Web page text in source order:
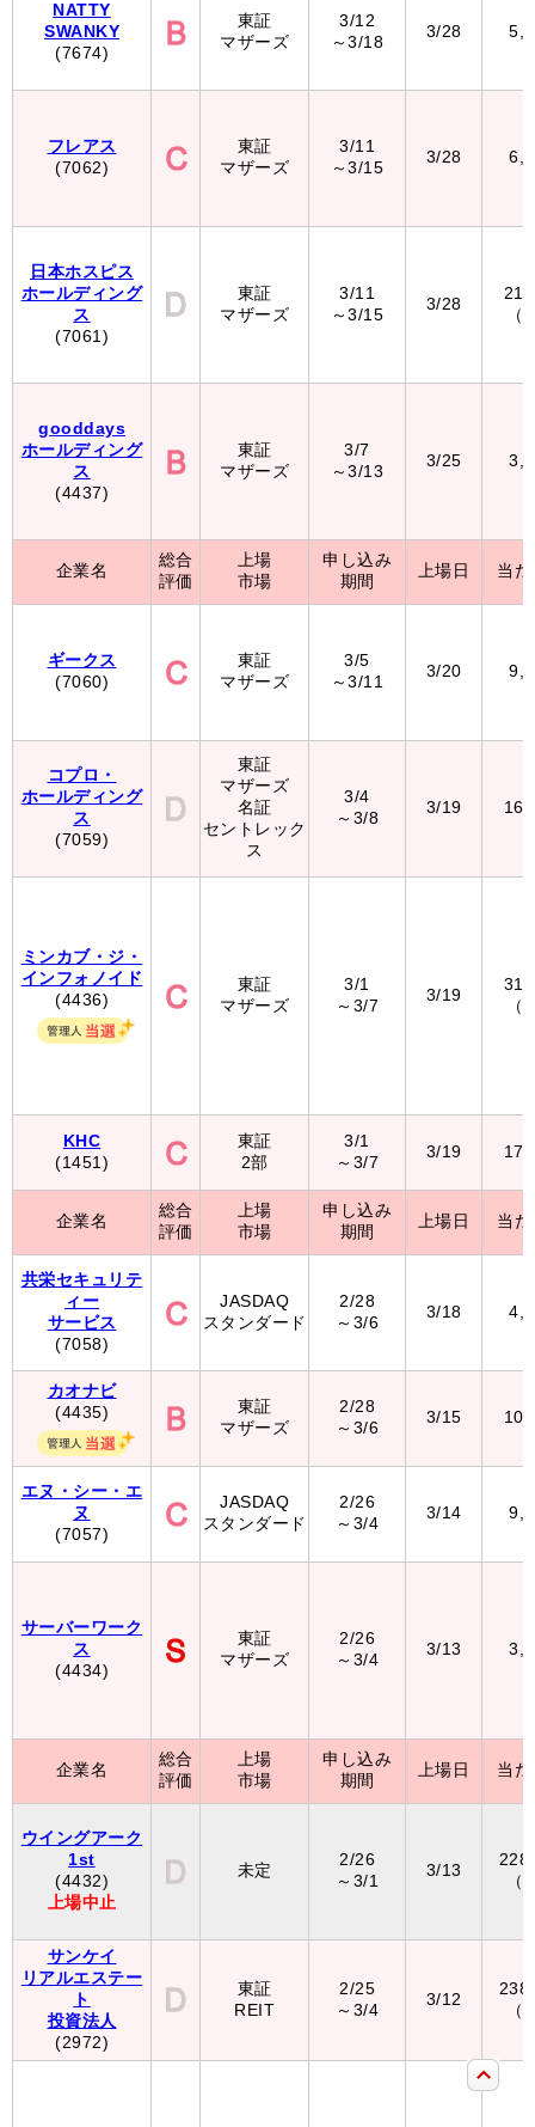
NATTY
SWANKY
(7674)
フレアス
(7062)
日本ホスピス
ホールディング
ス
(7061)
gooddays
ホールディング
ス
(4437)
企業名
ギークス
(7060)
コプロ・
ホールディング
ス
(7059)
ミンカブ・ジ・
インフォノイド
(4436)
KHC
(1451)
企業名
共栄セキュリテ
ィー
サービス
(7058)
カオナビ
(4435)
エヌ・シー・エ
ヌ
(7057)
サーバーワーク
ス
(4434)
企業名
ウイングアーク
1st
(4432)
上場中止
サンケイ
リアルエステー
ト
投資法人
(2972)
東証
マザーズ
3/12
～3/18
3/28
東証
マザーズ
3/11
～3/15
3/28
東証
マザーズ
3/11
～3/15
3/28
（
東証
マザーズ
3/7
～3/13
3/25
総合
評価
上場
市場
申し込み
期間
上場日 当
東証
マザーズ
3/5
～3/11
3/20
東証
マザーズ
名証
セントレック
ス
3/4
～3/8
3/19
東証
マザーズ
3/1
～3/7
3/19
（
東証
2部
3/1
～3/7
3/19
総合
評価
上場
市場
申し込み
期間
上場日 当
JASDAQ
スタンダード
2/28
～3/6
3/18
東証
マザーズ
2/28
～3/6
3/15
JASDAQ
スタンダード
2/26
～3/4
3/14
東証
マザーズ
2/26
～3/4
3/13
総合
評価
上場
市場
申し込み
期間
上場日 当
未定
2/26
～3/1
3/13
（
東証
REIT
2/25
～3/4
3/12
（